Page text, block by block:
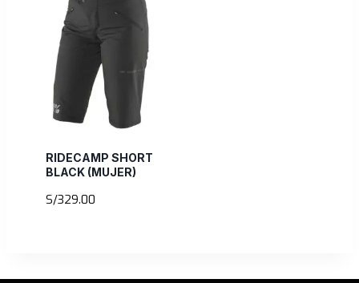
RIDECAMP SHORT
BLACK (MUJER)
S/329.00